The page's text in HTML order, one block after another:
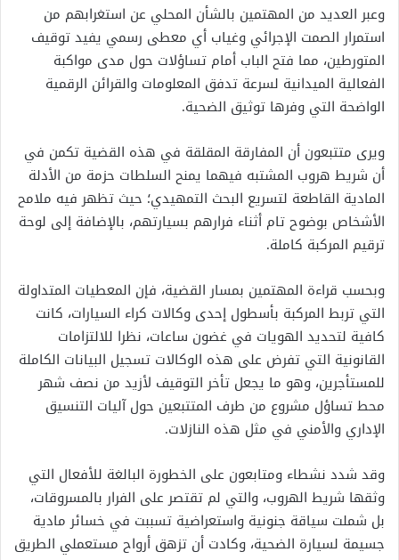
وعبر العديد من المهتمين بالشأن المحلي عن استغرابهم من
استمرار الصمت الإجرائي وغياب أي معطى رسمي يفيد توقيف
المتورطين، مما فتح الباب أمام تساؤلات حول مدى مواكبة
الفعالية الميدانية لسرعة تدفق المعلومات والقرائن الرقمية
الواضحة التي وفرها توثيق الضحية.
ويرى متتبعون أن المفارقة المقلقة في هذه القضية تكمن في
أن شريط هروب المشتبه فيهما يمنح السلطات حزمة من الأدلة
المادية القاطعة لتسريع البحث التمهيدي؛ حيث تظهر فيه ملامح
الأشخاص بوضوح تام أثناء فرارهم بسيارتهم، بالإضافة إلى لوحة
ترقيم المركبة كاملة.
وبحسب قراءة المهتمين بمسار القضية، فإن المعطيات المتداولة
التي تربط المركبة بأسطول إحدى وكالات كراء السيارات، كانت
كافية لتحديد الهويات في غضون ساعات، نظرا للالتزامات
القانونية التي تفرض على هذه الوكالات تسجيل البيانات الكاملة
للمستأجرين، وهو ما يجعل تأخر التوقيف لأزيد من نصف شهر
محط تساؤل مشروع من طرف المتتبعين حول آليات التنسيق
الإداري والأمني في مثل هذه النازلات.
وقد شدد نشطاء ومتابعون على الخطورة البالغة للأفعال التي
وثقها شريط الهروب، والتي لم تقتصر على الفرار بالمسروقات،
بل شملت سياقة جنونية واستعراضية تسببت في خسائر مادية
جسيمة لسيارة الضحية، وكادت أن تزهق أرواح مستعملي الطريق